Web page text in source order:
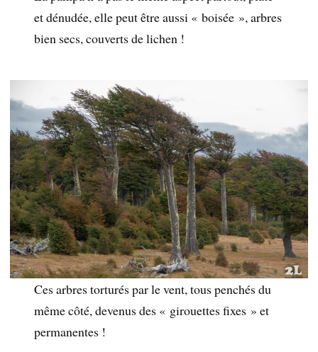
et dénudée, elle peut être aussi « boisée », arbres
bien secs, couverts de lichen !
Ces arbres torturés par le vent, tous penchés du
même côté, devenus des « girouettes fixes » et
permanentes !